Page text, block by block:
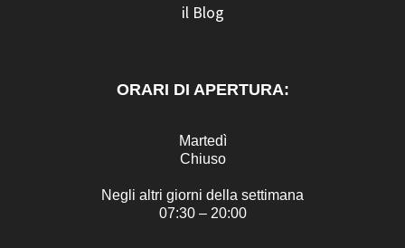
il Blog
ORARI DI APERTURA:
Martedì
Chiuso
Negli altri giorni della settimana
07:30 – 20:00